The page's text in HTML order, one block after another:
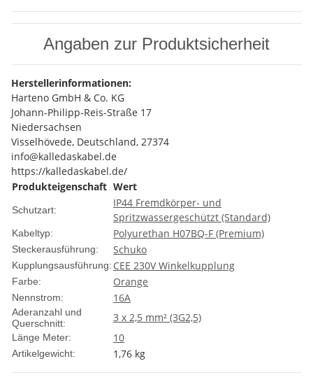
Angaben zur Produktsicherheit
Herstellerinformationen:
Harteno GmbH & Co. KG
Johann-Philipp-Reis-Straße 17
Niedersachsen
Visselhövede, Deutschland, 27374
info@kalledaskabel.de
https://kalledaskabel.de/
Produkteigenschaft Wert
Schutzart:
IP44 Fremdkörper- und
Spritzwassergeschützt (Standard)
Kabeltyp: Polyurethan H07BQ-F (Premium)
Steckerausführung: Schuko
Kupplungsausführung: CEE 230V Winkelkupplung
Farbe: Orange
Nennstrom: 16A
Aderanzahl und
Querschnitt:
3 x 2,5 mm² (3G2,5)
Länge Meter: 10
Artikelgewicht: 1,76 kg